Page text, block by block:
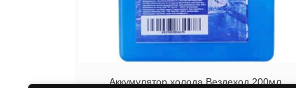
Аккумулятор холода Вездеход 200мл.